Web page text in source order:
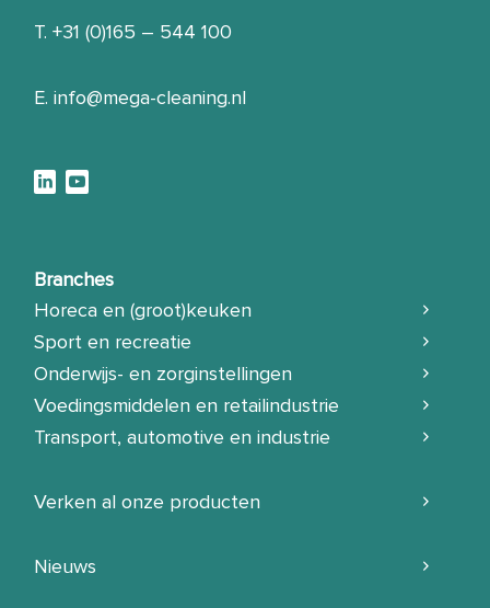
T.+31 (0)165 – 544 100
E.info@mega-cleaning.nl
Branches
Horeca en (groot)keuken
Sport en recreatie
Onderwijs- en zorginstellingen
Voedingsmiddelen en retailindustrie
Transport, automotive en industrie
Verken al onze producten
Nieuws